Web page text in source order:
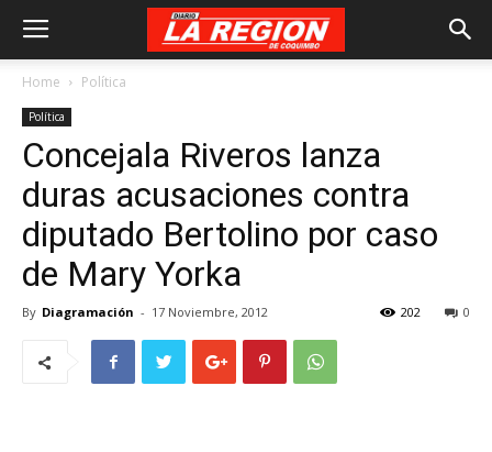
Home Política
Política
Concejala Riveros lanza
duras acusaciones contra
diputado Bertolino por caso
de Mary Yorka
By Diagramación - 17 Noviembre, 2012 0
202